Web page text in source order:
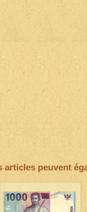
articles peuvent